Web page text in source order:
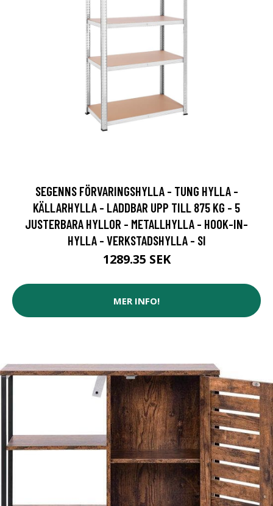
SEGENNS FÖRVARINGSHYLLA - TUNG HYLLA -
KÄLLARHYLLA - LADDBAR UPP TILL 875 KG - 5
JUSTERBARA HYLLOR - METALLHYLLA - HOOK-IN-
HYLLA - VERKSTADSHYLLA - SI
1289.35 SEK
MER INFO!